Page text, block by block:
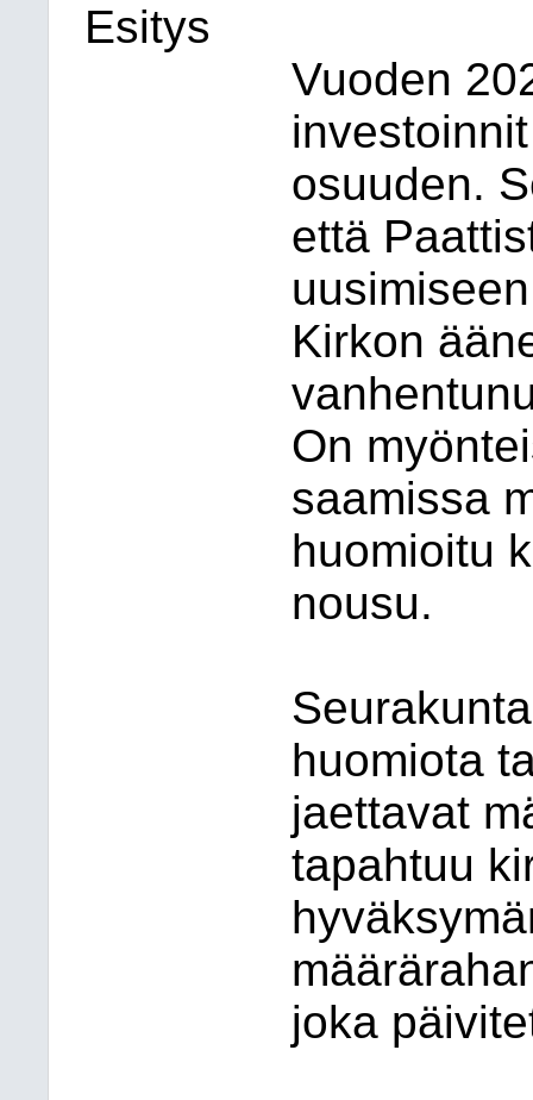
Esitys
Vuoden
osuuden.
että
Kirkon
On
saamissa
huomioitu
nousu.
huomiota
jaettavat
tapahtuu
joka